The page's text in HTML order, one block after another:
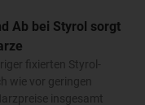
Ab bei Styrol sorgt
fixierten Styrol-
wie vor geringen
insgesamt